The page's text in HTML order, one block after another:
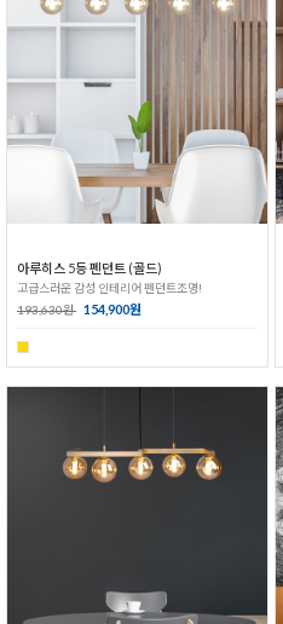
아루히스 5등 펜던트 (골드)
고급스러운 감성 인테리어 펜던트조명!
193,630원 154,900원